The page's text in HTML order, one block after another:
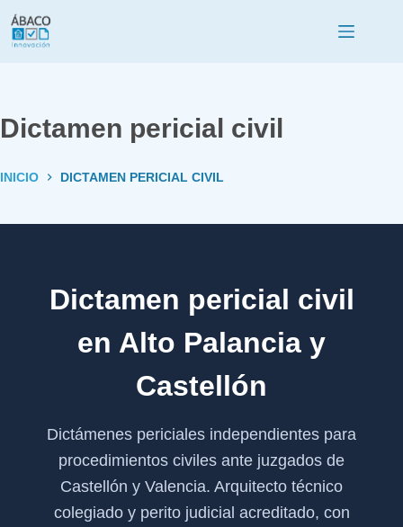
Dictamen pericial civil
INICIO DICTAMEN PERICIAL CIVIL
Dictamen pericial civil
en Alto Palancia y
Castellón
Dictámenes periciales independientes para
procedimientos civiles ante juzgados de
Castellón y Valencia. Arquitecto técnico
colegiado y perito judicial acreditado, con